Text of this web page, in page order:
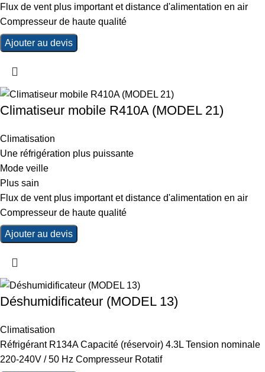
Flux de vent plus important et distance d'alimentation en air
Compresseur de haute qualité
Ajouter au devis
Climatiseur mobile R410A (MODEL 21)
Climatisation
Une réfrigération plus puissante
Mode veille
Plus sain
Flux de vent plus important et distance d'alimentation en air
Compresseur de haute qualité
Ajouter au devis
Déshumidificateur (MODEL 13)
Climatisation
Réfrigérant R134A Capacité (réservoir) 4.3L Tension nominale
220-240V / 50 Hz Compresseur Rotatif